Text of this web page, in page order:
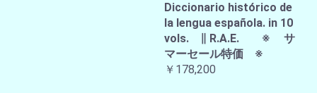
Diccionario histórico de
la lengua española. in 10
vols. ∥ R.A.E. ※ サ
マーセール特価 ※
￥178,200